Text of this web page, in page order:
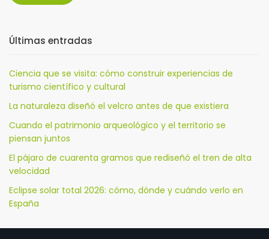
Últimas entradas
Ciencia que se visita: cómo construir experiencias de
turismo científico y cultural
La naturaleza diseñó el velcro antes de que existiera
Cuando el patrimonio arqueológico y el territorio se
piensan juntos
El pájaro de cuarenta gramos que rediseñó el tren de alta
velocidad
Eclipse solar total 2026: cómo, dónde y cuándo verlo en
España